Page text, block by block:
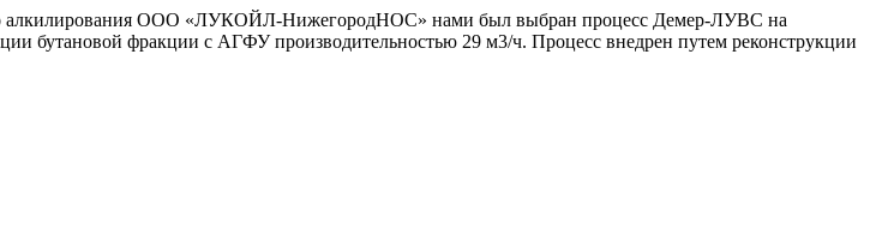
алкилирования ООО «ЛУКОЙЛ-НижегородНОС» нами был выбран процесс Демер-ЛУВС на
бутановой фракции с АГФУ производительностью 29 м3/ч. Процесс внедрен путем реконструкции